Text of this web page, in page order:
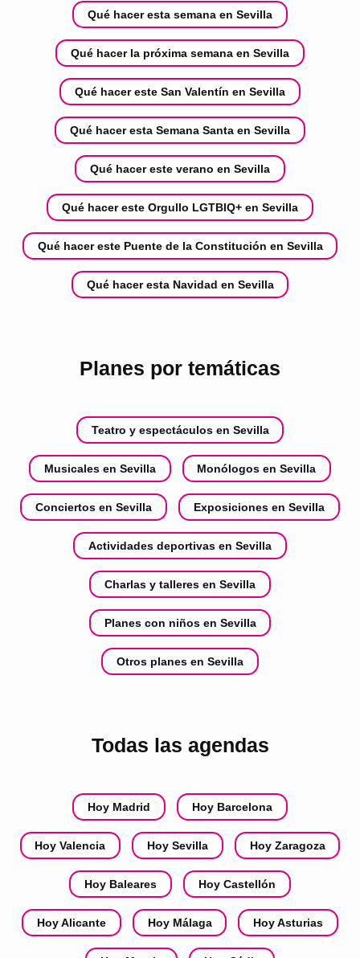
Qué hacer esta semana en Sevilla
Qué hacer la próxima semana en Sevilla
Qué hacer este San Valentín en Sevilla
Qué hacer esta Semana Santa en Sevilla
Qué hacer este verano en Sevilla
Qué hacer este Orgullo LGTBIQ+ en Sevilla
Qué hacer este Puente de la Constitución en Sevilla
Qué hacer esta Navidad en Sevilla
Planes por temáticas
Teatro y espectáculos en Sevilla
Musicales en Sevilla Monólogos en Sevilla
Conciertos en Sevilla Exposiciones en Sevilla
Actividades deportivas en Sevilla
Charlas y talleres en Sevilla
Planes con niños en Sevilla
Otros planes en Sevilla
Todas las agendas
Hoy Madrid Hoy Barcelona
Hoy Valencia Hoy Sevilla Hoy Zaragoza
Hoy Baleares Hoy Castellón
Hoy Alicante Hoy Málaga Hoy Asturias